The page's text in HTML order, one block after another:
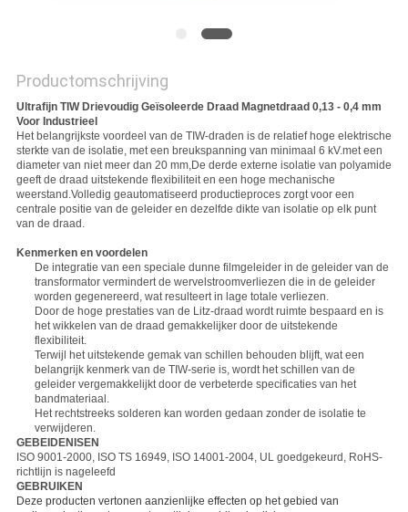
Productomschrijving
Ultrafijn TIW Drievoudig Geïsoleerde Draad Magnetdraad 0,13 - 0,4 mm
Voor Industrieel
Het belangrijkste voordeel van de TIW-draden is de relatief hoge elektrische
sterkte van de isolatie, met een breukspanning van minimaal 6 kV.met een
diameter van niet meer dan 20 mm,De derde externe isolatie van polyamide
geeft de draad uitstekende flexibiliteit en een hoge mechanische
weerstand.Volledig geautomatiseerd productieproces zorgt voor een
centrale positie van de geleider en dezelfde dikte van isolatie op elk punt
van de draad.
Kenmerken en voordelen
De integratie van een speciale dunne filmgeleider in de geleider van de
transformator vermindert de wervelstroomverliezen die in de geleider
worden gegenereerd, wat resulteert in lage totale verliezen.
Door de hoge prestaties van de Litz-draad wordt ruimte bespaard en is
het wikkelen van de draad gemakkelijker door de uitstekende
flexibiliteit.
Terwijl het uitstekende gemak van schillen behouden blijft, wat een
belangrijk kenmerk van de TIW-serie is, wordt het schillen van de
geleider vergemakkelijkt door de verbeterde specificaties van het
bandmateriaal.
Het rechtstreeks solderen kan worden gedaan zonder de isolatie te
verwijderen.
GEBEIDENISEN
ISO 9001-2000, ISO TS 16949, ISO 14001-2004, UL goedgekeurd, RoHS-
richtlijn is nageleefd
GEBRUIKEN
Deze producten vertonen aanzienlijke effecten op het gebied van